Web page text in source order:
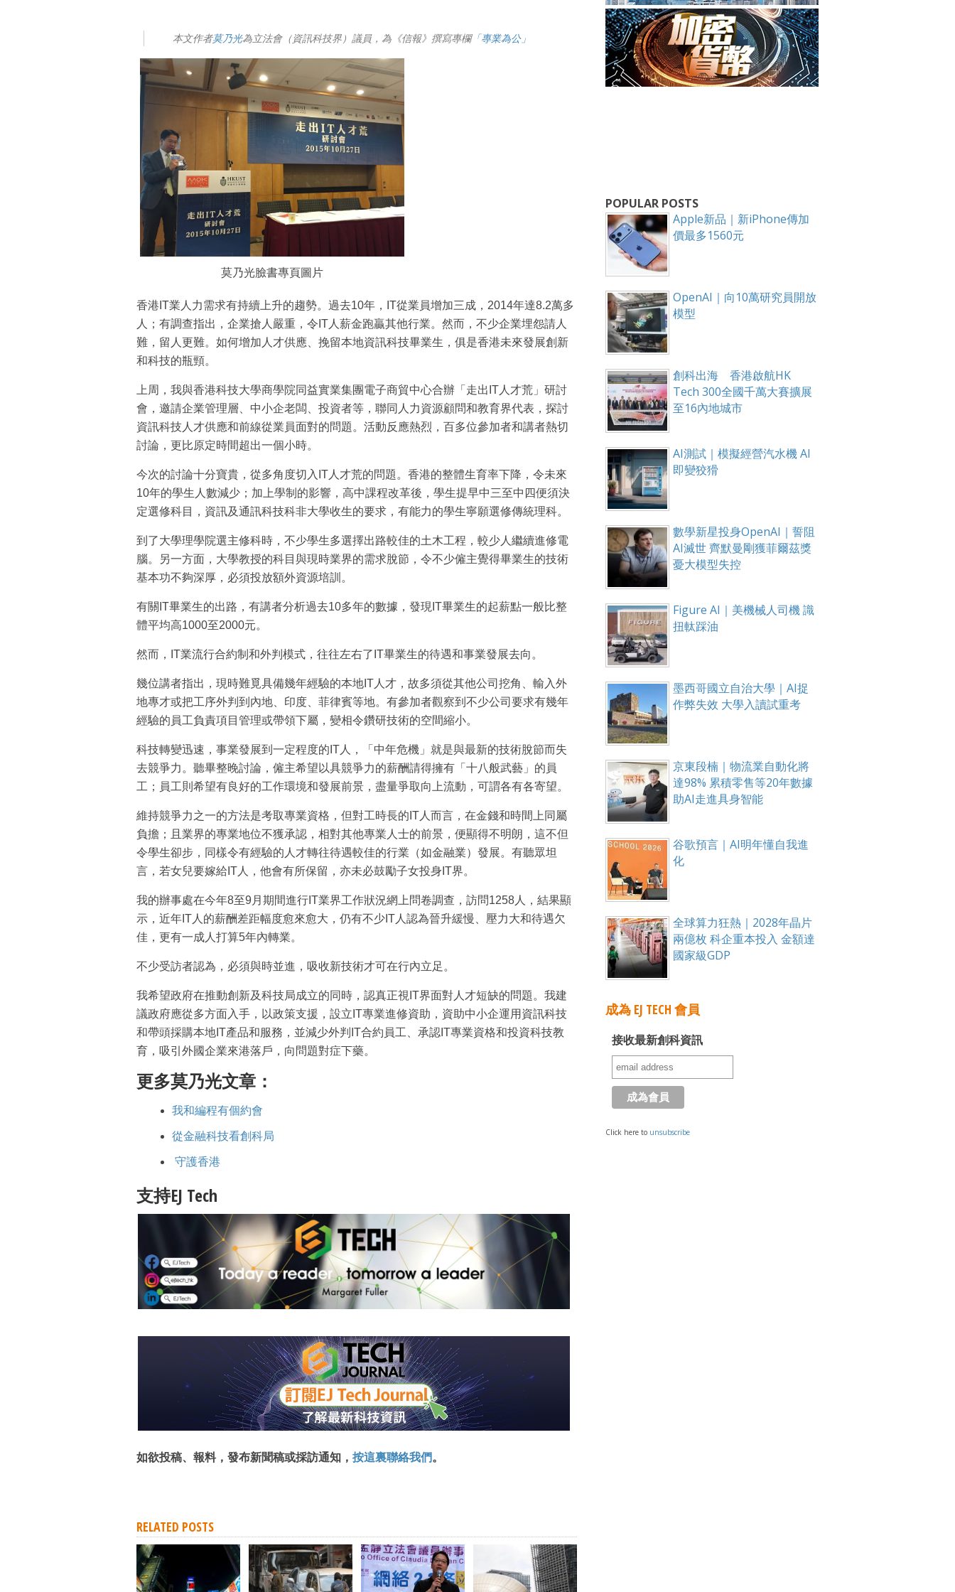
本文作者莫乃光為立法會（資訊科技界）議員，為《信報》撰寫專欄「專業為公」
莫乃光臉書專頁圖片
香港IT業人力需求有持續上升的趨勢。過去10年，IT從業員增加三成，2014年達8.2萬多
人；有調查指出，企業搶人嚴重，令IT人薪金跑贏其他行業。然而，不少企業埋怨請人
難，留人更難。如何增加人才供應、挽留本地資訊科技畢業生，俱是香港未來發展創新
和科技的瓶頸。
上周，我與香港科技大學商學院同益實業集團電子商貿中心合辦「走出IT人才荒」研討
會，邀請企業管理層、中小企老闆、投資者等，聯同人力資源顧問和教育界代表，探討
資訊科技人才供應和前線從業員面對的問題。活動反應熱烈，百多位參加者和講者熱切
討論，更比原定時間超出一個小時。
今次的討論十分寶貴，從多角度切入IT人才荒的問題。香港的整體生育率下降，令未來
10年的學生人數減少；加上學制的影響，高中課程改革後，學生提早中三至中四便須決
定選修科目，資訊及通訊科技科非大學收生的要求，有能力的學生寧願選修傳統理科。
到了大學理學院選主修科時，不少學生多選擇出路較佳的土木工程，較少人繼續進修電
腦。另一方面，大學教授的科目與現時業界的需求脫節，令不少僱主覺得畢業生的技術
基本功不夠深厚，必須投放額外資源培訓。
有關IT畢業生的出路，有講者分析過去10多年的數據，發現IT畢業生的起薪點一般比整
體平均高1000至2000元。
然而，IT業流行合約制和外判模式，往往左右了IT畢業生的待遇和事業發展去向。
幾位講者指出，現時難覓具備幾年經驗的本地IT人才，故多須從其他公司挖角、輸入外
地專才或把工序外判到內地、印度、菲律賓等地。有參加者觀察到不少公司要求有幾年
經驗的員工負責項目管理或帶領下屬，變相令鑽研技術的空間縮小。
科技轉變迅速，事業發展到一定程度的IT人，「中年危機」就是與最新的技術脫節而失
去競爭力。聽畢整晚討論，僱主希望以具競爭力的薪酬請得擁有「十八般武藝」的員
工；員工則希望有良好的工作環境和發展前景，盡量爭取向上流動，可謂各有各寄望。
維持競爭力之一的方法是考取專業資格，但對工時長的IT人而言，在金錢和時間上同屬
負擔；且業界的專業地位不獲承認，相對其他專業人士的前景，便顯得不明朗，這不但
令學生卻步，同樣令有經驗的人才轉往待遇較佳的行業（如金融業）發展。有聽眾坦
言，若女兒要嫁給IT人，他會有所保留，亦未必鼓勵子女投身IT界。
我的辦事處在今年8至9月期間進行IT業界工作狀況網上問卷調查，訪問1258人，結果顯
示，近年IT人的薪酬差距幅度愈來愈大，仍有不少IT人認為晉升緩慢、壓力大和待遇欠
佳，更有一成人打算5年內轉業。
不少受訪者認為，必須與時並進，吸收新技術才可在行內立足。
我希望政府在推動創新及科技局成立的同時，認真正視IT界面對人才短缺的問題。我建
議政府應從多方面入手，以政策支援，設立IT專業進修資助，資助中小企運用資訊科技
和帶頭採購本地IT產品和服務，並減少外判IT合約員工、承認IT專業資格和投資科技教
育，吸引外國企業來港落戶，向問題對症下藥。
更多莫乃光文章：
我和編程有個約會
從金融科技看創科局
守護香港
支持EJ Tech
如欲投稿、報料，發布新聞稿或採訪通知， 按這裏聯絡我們。
RELATED POSTS
POPULAR POSTS
Apple新品｜新iPhone傳加
價最多1560元
OpenAI｜向10萬研究員開放
模型
創科出海 香港啟航HK
Tech 300全國千萬大賽擴展
至16內地城市
AI測試｜模擬經營汽水機 AI
即變狡猾
數學新星投身OpenAI｜誓阻
AI滅世 齊默曼剛獲菲爾茲獎
憂大模型失控
Figure AI｜美機械人司機 識
扭軚踩油
墨西哥國立自治大學｜AI捉
作弊失效 大學入讀試重考
京東段楠｜物流業自動化將
達98% 累積零售等20年數據
助AI走進具身智能
谷歌預言｜AI明年懂自我進
化
全球算力狂熱｜2028年晶片
兩億枚 科企重本投入 金額達
國家級GDP
成為 EJ TECH 會員
接收最新創科資訊
Click here to unsubscribe
成為 EJ Tech 會員
最新資訊（附創業懶人包），直達郵箱！